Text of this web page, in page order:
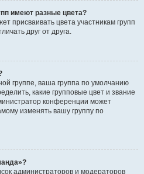
имеют разные цвета?
присваивать цвета участникам групп
друг от друга.
группе, ваша группа по умолчанию
какие групповые цвет и звание
конференции может
изменять вашу группу по
администраторов и модераторов